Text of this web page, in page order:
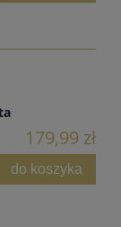
179,99 zł
do koszyka